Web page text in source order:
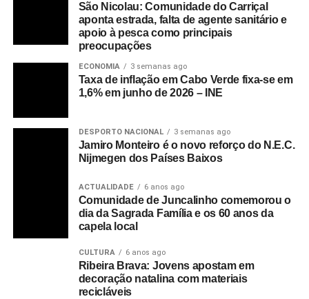
São Nicolau: Comunidade do Carriçal
aponta estrada, falta de agente sanitário e
apoio à pesca como principais
preocupações
ECONOMIA 3 semanas ago
Taxa de inflação em Cabo Verde fixa-se em
1,6% em junho de 2026 – INE
DESPORTO NACIONAL 3 semanas ago
Jamiro Monteiro é o novo reforço do N.E.C.
Nijmegen dos Países Baixos
ACTUALIDADE 6 anos ago
Comunidade de Juncalinho comemorou o
dia da Sagrada Família e os 60 anos da
capela local
CULTURA 6 anos ago
Ribeira Brava: Jovens apostam em
decoração natalina com materiais
recicláveis